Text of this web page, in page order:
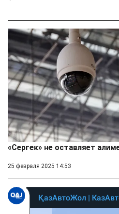
«Сергек» не оставляет
25 февраля 2025 14:53